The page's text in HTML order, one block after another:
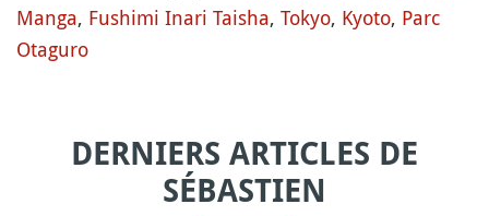
Manga, Fushimi Inari Taisha, Tokyo, Kyoto, Parc
Otaguro
DERNIERS ARTICLES DE
SÉBASTIEN